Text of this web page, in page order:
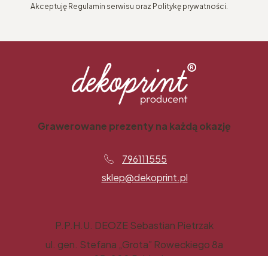
Akceptuję Regulamin serwisu oraz Politykę prywatności.
Grawerowane prezenty na każdą okazję
796111555
sklep@dekoprint.pl
P.P.H.U. DEOZE Sebastian Pietrzak
ul. gen. Stefana „Grota” Roweckiego 8a